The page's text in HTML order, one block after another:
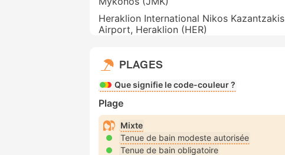
Heraklion International Nikos Kazantzakis
Airport, Heraklion (HER)
PLAGES
Que signifie le code-couleur ?
Plage
Mixte
Tenue de bain modeste autorisée
Tenue de bain obligatoire